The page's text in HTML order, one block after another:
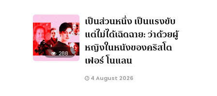
288
เป็นส่วนหนึ่ง เป็นแรงขับ
แต่ไม่ได้เฉิดฉาย: ว่าด้วยผู้
หญิงในหนังของคริสโต
เฟอร์ โนแลน
4 August 2026